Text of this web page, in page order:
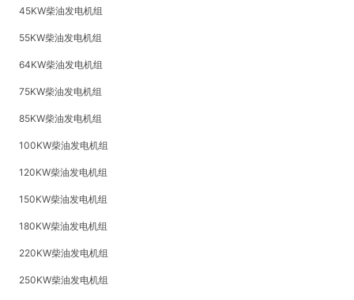
45KW柴油发电机组
55KW柴油发电机组
64KW柴油发电机组
75KW柴油发电机组
85KW柴油发电机组
100KW柴油发电机组
120KW柴油发电机组
150KW柴油发电机组
180KW柴油发电机组
220KW柴油发电机组
250KW柴油发电机组